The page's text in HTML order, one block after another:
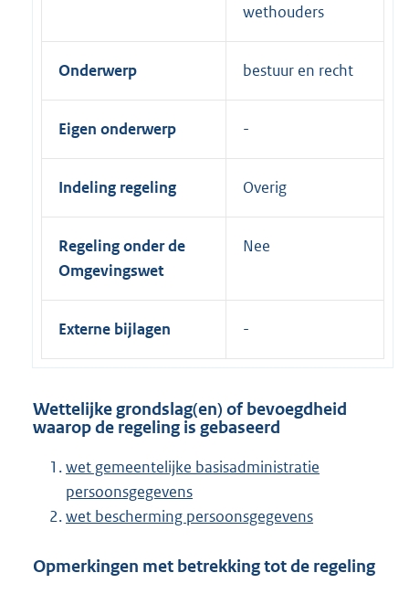
wethouders
Onderwerp bestuur en recht
Eigen onderwerp
Indeling regeling Overig
Regeling onder de
Omgevingswet
Nee
Externe bijlagen
Wettelijke grondslag(en) of bevoegdheid
waarop de regeling is gebaseerd
wet gemeentelijke basisadministratie
persoonsgegevens
wet bescherming persoonsgegevens
Opmerkingen met betrekking tot de regeling